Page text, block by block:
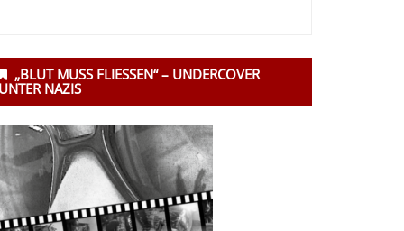
„BLUT MUSS FLIESSEN“ – UNDERCOVER U
NTER NAZIS